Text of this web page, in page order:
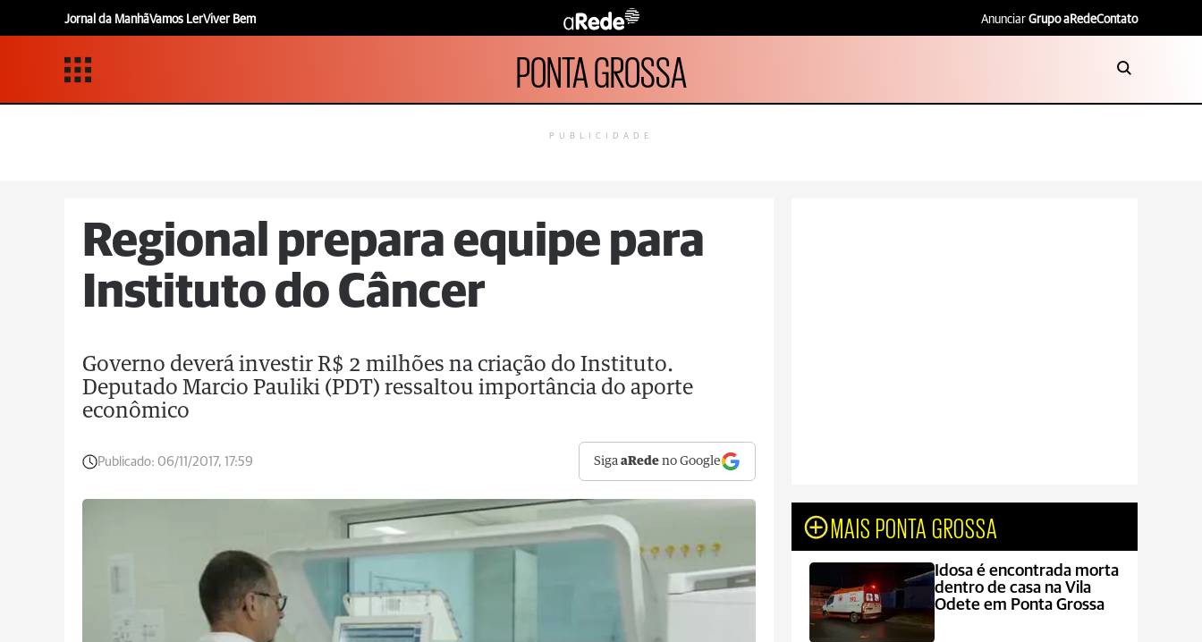
Jornal da ManhãVamos LerViver Bem Anunciar Grupo aRedeContato
PONTA GROSSA
PUBLICIDADE
Regional prepara equipe para
Instituto do Câncer
Governo deverá investir R$ 2 milhões na criação do Instituto.
Deputado Marcio Pauliki (PDT) ressaltou importância do aporte
econômico
Publicado: 06/11/2017, 17:59 SigaaRede no Google
MAIS PONTA GROSSA
Idosa é encontrada morta
dentro de casa na Vila
Odete em Ponta Grossa